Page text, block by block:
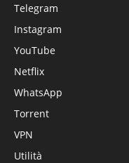
Telegram
Instagram
YouTube
Netflix
WhatsApp
Torrent
VPN
Utilità